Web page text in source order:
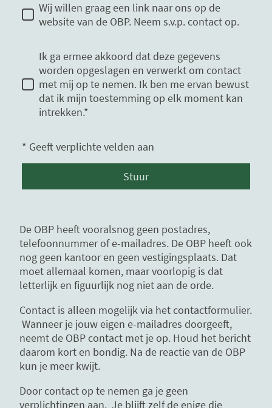
Wij willen graag een link naar ons op de
website van de OBP. Neem s.v.p. contact op.
Ik ga ermee akkoord dat deze gegevens
worden opgeslagen en verwerkt om contact
met mij op te nemen. Ik ben me ervan bewust
dat ik mijn toestemming op elk moment kan
intrekken.*
* Geeft verplichte velden aan
Stuur
De OBP heeft vooralsnog geen postadres,
telefoonnummer of e-mailadres. De OBP heeft ook
nog geen kantoor en geen vestigingsplaats. Dat
moet allemaal komen, maar voorlopig is dat
letterlijk en figuurlijk nog niet aan de orde.
Contact is alleen mogelijk via het contactformulier.
Wanneer je jouw eigen e-mailadres doorgeeft,
neemt de OBP contact met je op. Houd het bericht
daarom kort en bondig. Na de reactie van de OBP
kun je meer kwijt.
Door contact op te nemen ga je geen
verplichtingen aan. Je blijft zelf de enige die